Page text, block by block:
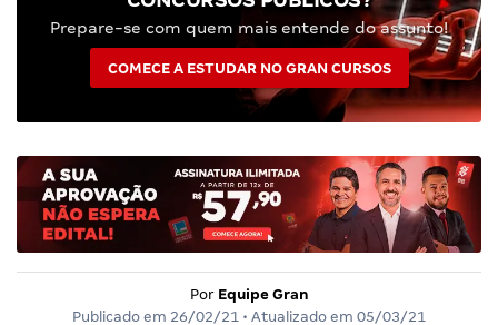
Prepare-se com quem mais entende do assunto!
COMECE A ESTUDAR NO GRAN CURSOS
Por Equipe Gran
Publicado em 26/02/21 • Atualizado em 05/03/21